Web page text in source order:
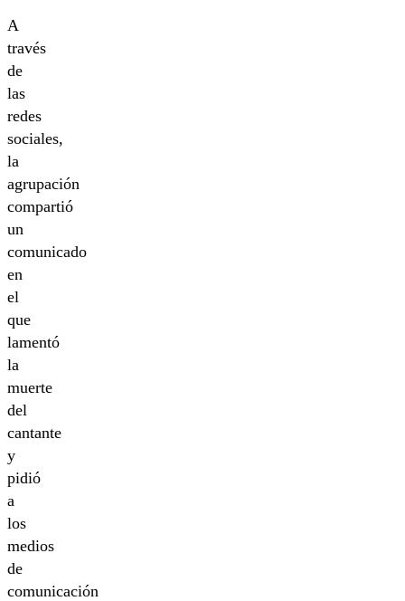
A
través
de
las
redes
sociales,
la
agrupación
compartió
un
comunicado
en
el
que
lamentó
la
muerte
del
cantante
y
pidió
a
los
medios
de
comunicación